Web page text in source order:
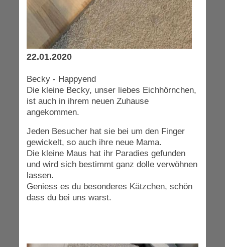
22.01.2020
Becky - Happyend
Die kleine Becky, unser liebes Eichhörnchen,
ist auch in ihrem neuen Zuhause
angekommen.
Jeden Besucher hat sie bei um den Finger
gewickelt, so auch ihre neue Mama.
Die kleine Maus hat ihr Paradies gefunden
und wird sich bestimmt ganz dolle verwöhnen
lassen.
Geniess es du besonderes Kätzchen, schön
dass du bei uns warst.